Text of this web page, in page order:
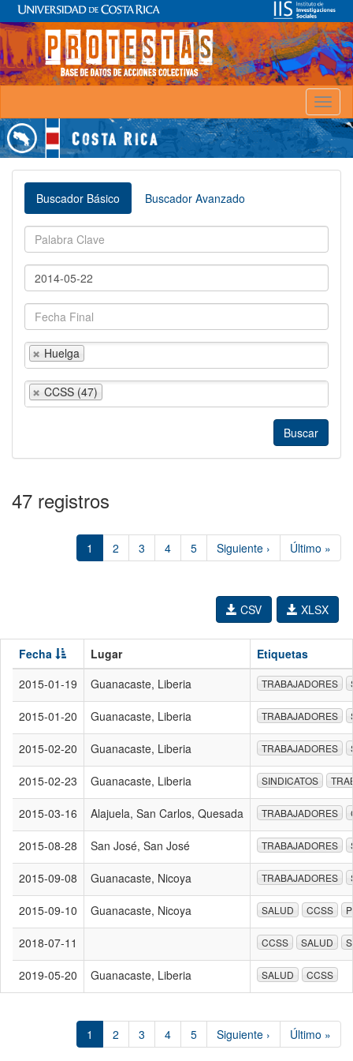
Buscador Básico Buscador Avanzado
Huelga
CCSS (47)
47 registros
1 2 3 4 5 Siguiente › Último »
XLSX
CSV
Fecha Lugar
Etiquetas
2015-01-19
Guanacaste, Liberia TRABAJADORES
2015-01-20 Guanacaste, Liberia TRABAJADORES
2015-02-20 Guanacaste, Liberia TRABAJADORES
2015-02-23 Guanacaste, Liberia SINDICATOS
2015-03-16 Alajuela, San Carlos, Quesada TRABAJADORES
2015-08-28 San José, San José TRABAJADORES
2015-09-08 Guanacaste, Nicoya TRABAJADORES
2015-09-10 Guanacaste, Nicoya SALUD CCSS
2018-07-11 CCSS SALUD
2019-05-20 Guanacaste, Liberia SALUD CCSS
1 2 3 4 5 Siguiente › Último »